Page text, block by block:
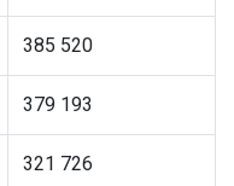
385 520
379 193
321 726